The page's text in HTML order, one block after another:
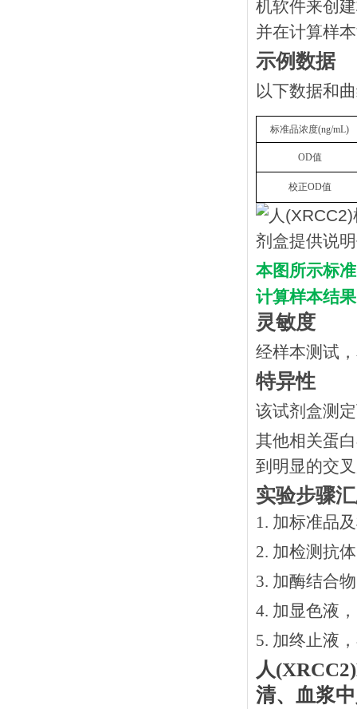
机软件来创
并在计算样
示例数据
以下数据和
标准品浓度(ng/mL)
OD值
校正OD值
本图所示标
计算样本结果
灵敏度
经样本测试
特异性
该试剂盒测
其他相关蛋
到明显的交
实验步骤
1. 加标准品
2. 加检测抗
3. 加酶结合
4. 加显色液
5. 加终止液
人(XRCC2)
清、血浆中